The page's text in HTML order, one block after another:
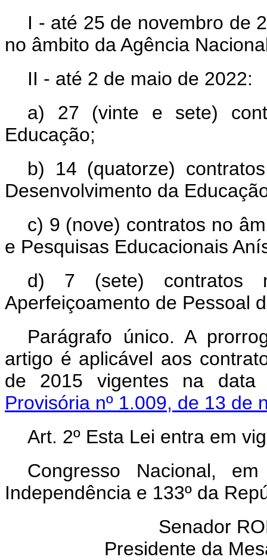
I - até 25 de novembro de
no âmbito da Agência
II - até 2 de maio de 2022:
a) 27 (vinte e sete)
Educação;
b) 14 (quatorze)
Desenvolvimento da
c) 9 (nove) contratos no
e Pesquisas Educacionais
d) 7 (sete) contratos
Aperfeiçoamento de Pessoal
Parágrafo único. A
artigo é aplicável aos
de 2015 vigentes na
Provisória nº 1.009, de 13 de
Art. 2º Esta Lei entra em
Congresso Nacional,
Independência e 133º da
Senador
Presidente da